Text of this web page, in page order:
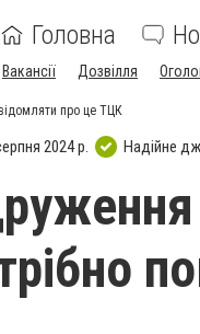
Головна
Вакансії Дозвілля
про це ТЦК
2024 р. Надійне